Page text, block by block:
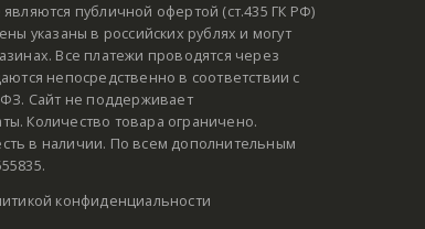
публичной офертой (ст.435 ГК РФ)
указаны в российских рублях и могут
Все платежи проводятся через
непосредственно в соответствии с
Сайт не поддерживает
Количество товара ограничено.
в наличии. По всем дополнительным
конфиденциальности